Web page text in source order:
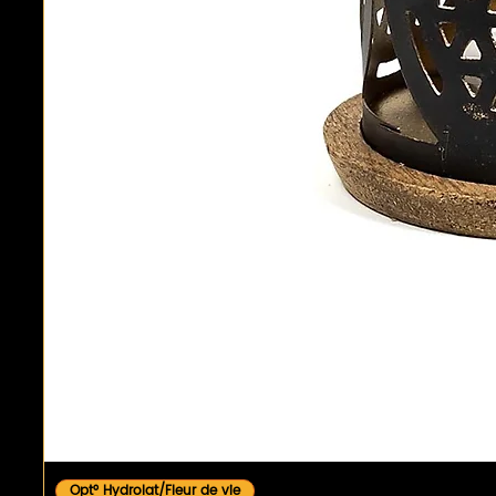
Opt° Hydrolat/Fleur de vie